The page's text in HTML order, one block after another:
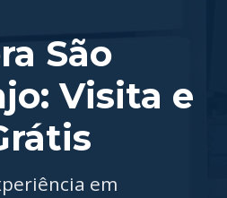
São
Visita e
em